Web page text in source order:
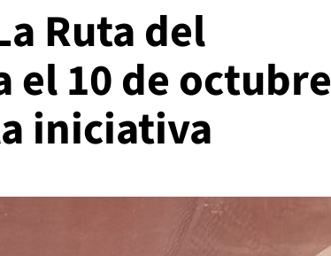
Ruta del
el 10 de octubre
iniciativa